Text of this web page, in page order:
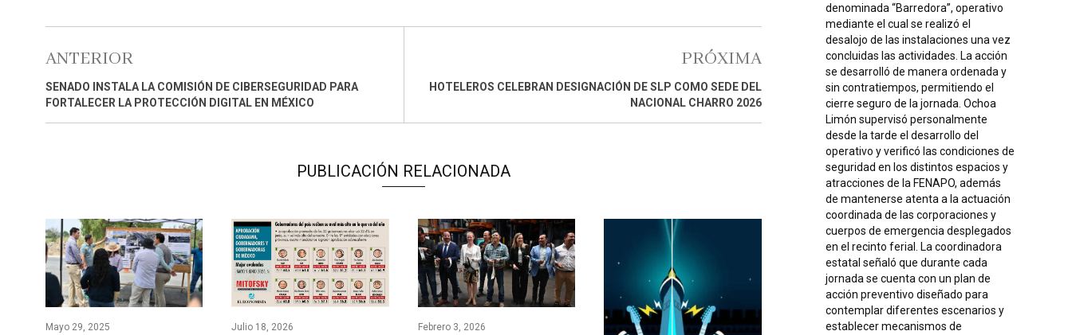
ANTERIOR
SENADO INSTALA LA COMISIÓN DE CIBERSEGURIDAD PARA
FORTALECER LA PROTECCIÓN DIGITAL EN MÉXICO
PRÓXIMA
HOTELEROS CELEBRAN DESIGNACIÓN DE SLP COMO SEDE DEL
NACIONAL CHARRO 2026
PUBLICACIÓN RELACIONADA
Mayo 29, 2025 Julio 18, 2026 Febrero 3, 2026
denominada “Barredora”, operativo
mediante el cual se realizó el
desalojo de las instalaciones una vez
concluidas las actividades. La acción
se desarrolló de manera ordenada y
sin contratiempos, permitiendo el
cierre seguro de la jornada. Ochoa
Limón supervisó personalmente
desde la tarde el desarrollo del
operativo y verificó las condiciones de
seguridad en los distintos espacios y
atracciones de la FENAPO, además
de mantenerse atenta a la actuación
coordinada de las corporaciones y
cuerpos de emergencia desplegados
en el recinto ferial. La coordinadora
estatal señaló que durante cada
jornada se cuenta con un plan de
acción preventivo diseñado para
contemplar diferentes escenarios y
establecer mecanismos de